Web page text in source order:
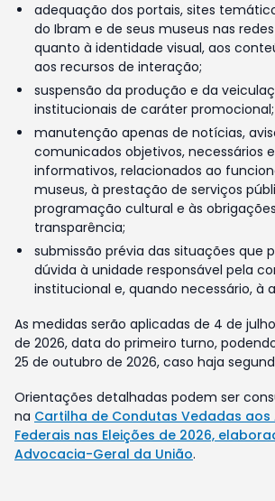
adequação dos portais, sites
do Ibram e de seus museus nas
quanto à identidade visual, aos
aos recursos de interação;
suspensão da produção e da
institucionais de caráter promocional;
manutenção apenas de notícias,
comunicados objetivos, necessários
informativos, relacionados ao
museus, à prestação de serviços
programação cultural e às
transparência;
submissão prévia das situações que
dúvida à unidade responsável pela
institucional e, quando necessário, à
As medidas serão aplicadas de 4 de
de 2026, data do primeiro turno,
25 de outubro de 2026, caso haja
Orientações detalhadas podem ser
na Cartilha de Condutas Vedadas aos
Federais nas Eleições de 2026,
Advocacia-Geral da União.